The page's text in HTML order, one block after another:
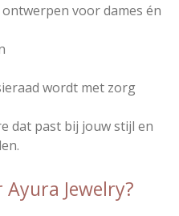
voor dames én
wordt met zorg
dat past bij jouw stijl en
Jewelry?